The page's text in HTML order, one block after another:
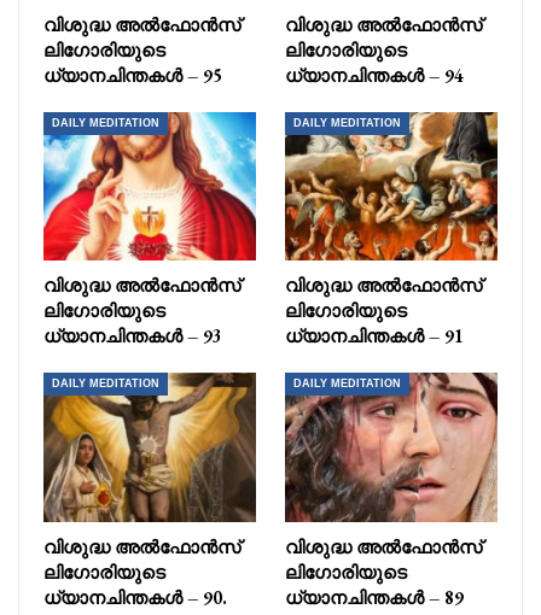
വിശുദ്ധ അൽഫോൻസ്
ലിഗോരിയുടെ
ധ്യാനചിന്തകൾ – 95
വിശുദ്ധ അൽഫോൻസ്
ലിഗോരിയുടെ
ധ്യാനചിന്തകൾ – 94
DAILY MEDITATION
വിശുദ്ധ അൽഫോൻസ്
ലിഗോരിയുടെ
ധ്യാനചിന്തകൾ – 93
DAILY MEDITATION
വിശുദ്ധ അൽഫോൻസ്
ലിഗോരിയുടെ
ധ്യാനചിന്തകൾ – 91
DAILY MEDITATION
വിശുദ്ധ അൽഫോൻസ്
ലിഗോരിയുടെ
ധ്യാനചിന്തകൾ – 90.
DAILY MEDITATION
വിശുദ്ധ അൽഫോൻസ്
ലിഗോരിയുടെ
ധ്യാനചിന്തകൾ – 89